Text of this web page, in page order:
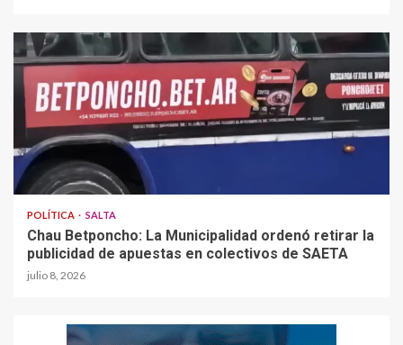
POLÍTICA SALTA
Chau Betponcho: La Municipalidad ordenó retirar la
publicidad de apuestas en colectivos de SAETA
julio 8, 2026